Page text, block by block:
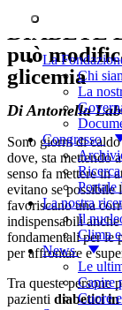
La
Chi
La
Congresso
Portale
La nostra
Il
Clima
News
Le
Capire
Cuore
DIABETE
può
glicemia
Di Antonella
Sono giorni di
dove, sta mettendo
senso fa mettere in
evitano se possibile
favoriscano una
indispensabili
fondamentali per le
per affrontare e
Tra queste persone
pazienti diabetici